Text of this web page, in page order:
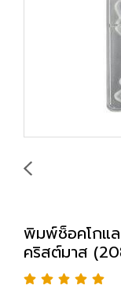
พิมพ์ช็อคโกแ
คริสต์มาส